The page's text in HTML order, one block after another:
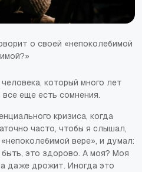
о своей «непоколебимой
который много лет
еще есть сомнения.
кризиса, когда
часто, чтобы я слышал,
вере», и думал:
это здорово. А моя? Моя
даже дрожит. Иногда это